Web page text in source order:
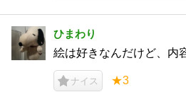
ひまわり
絵は好きなんだけど、内
ナイス ★3